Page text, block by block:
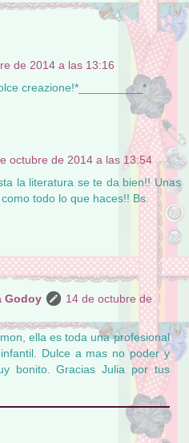
de 2014 a las 13:16
creazione!*__________*
octubre de 2014 a las 13:54
la literatura se te da bien!! Unas
todo lo que haces!! Bs.
Godoy
14 de octubre de
ella es toda una profesional
Dulce a mas no poder y
bonito. Gracias Julia por tus